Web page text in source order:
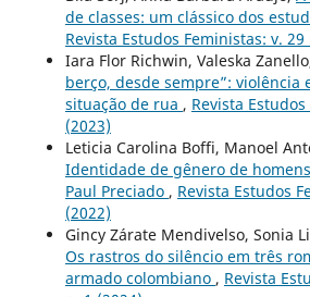
de classes: um clássico dos
Revista Estudos Feministas: v. 29
Iara Flor Richwin, Valeska
berço, desde sempre”: violência
situação de rua , Revista
(2023)
Leticia Carolina Boffi, Manoel
Identidade de gênero de
Paul Preciado , Revista Estudos
(2022)
Gincy Zárate Mendivelso, Sonia
Os rastros do silêncio em três
armado colombiano , Revista